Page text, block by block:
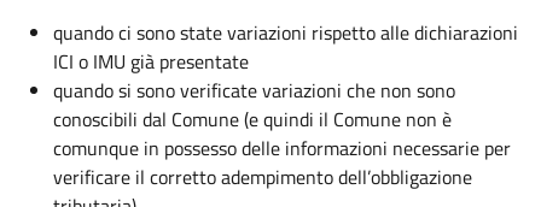
quando ci sono state variazioni rispetto alle dichiarazioni
ICI o IMU già presentate
quando si sono verificate variazioni che non sono
conoscibili dal Comune (e quindi il Comune non è
comunque in possesso delle informazioni necessarie per
verificare il corretto adempimento dell’obbligazione